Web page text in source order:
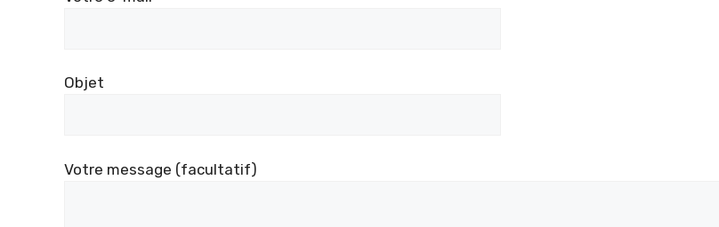
Objet
Votre message (facultatif)